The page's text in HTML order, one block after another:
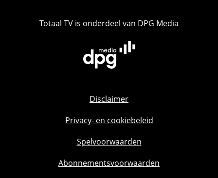
Totaal TV is onderdeel van DPG Media
Disclaimer
Privacy- en cookiebeleid
Spelvoorwaarden
Abonnementsvoorwaarden